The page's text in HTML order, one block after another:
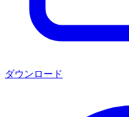
ダウンロード